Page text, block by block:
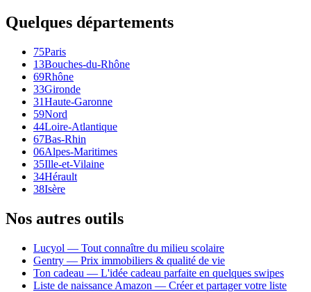
Quelques départements
75Paris
13Bouches-du-Rhône
69Rhône
33Gironde
31Haute-Garonne
59Nord
44Loire-Atlantique
67Bas-Rhin
06Alpes-Maritimes
35Ille-et-Vilaine
34Hérault
38Isère
Nos autres outils
Lucyol — Tout connaître du milieu scolaire
Gentry — Prix immobiliers & qualité de vie
Ton cadeau — L'idée cadeau parfaite en quelques swipes
Liste de naissance Amazon — Créer et partager votre liste